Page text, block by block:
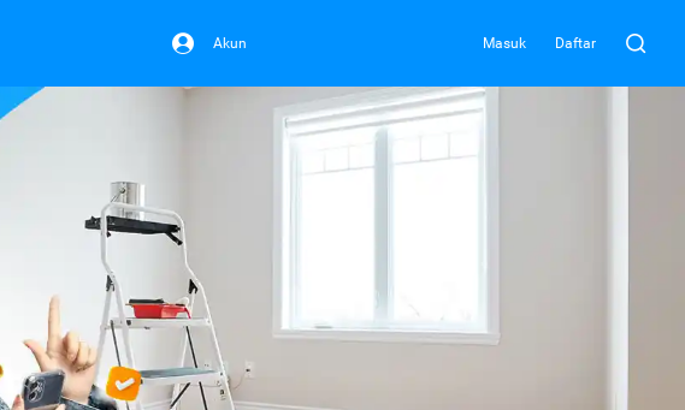
Akun Masuk Daftar